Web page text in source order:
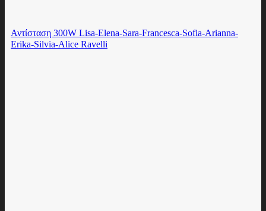
Αντίσταση 300W Lisa-Elena-Sara-Francesca-Sofia-Arianna-
Erika-Silvia-Alice Ravelli